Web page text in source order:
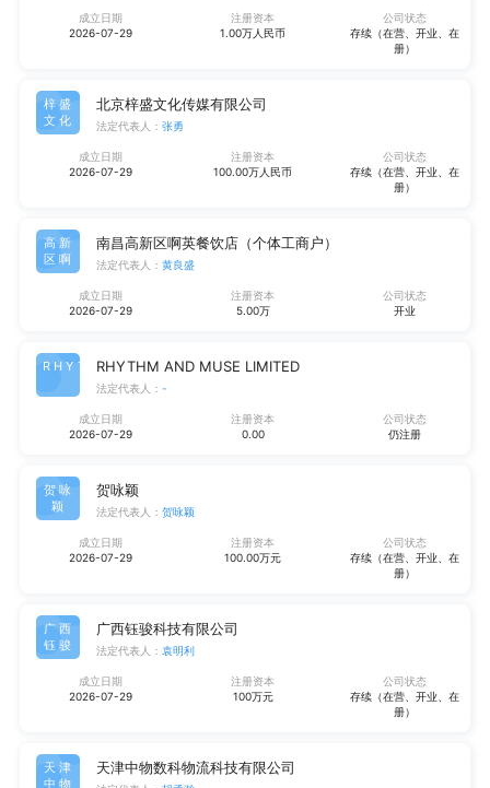
成立日期
2026-07-29
注册资本
1.00万人民币
公司状态
存续（在营、开业、在
册）
梓盛
文化
北京梓盛文化传媒有限公司
法定代表人： 张勇
成立日期
2026-07-29
注册资本
100.00万人民币
公司状态
存续（在营、开业、在
册）
高新
区啊
南昌高新区啊英餐饮店（个体工商户）
法定代表人： 黄良盛
成立日期
2026-07-29
注册资本
5.00万
公司状态
开业
RHYT RHYTHM AND MUSE LIMITED
法定代表人： -
成立日期
2026-07-29
注册资本
0.00
公司状态
仍注册
贺咏
颖
贺咏颖
法定代表人： 贺咏颖
成立日期
2026-07-29
注册资本
100.00万元
公司状态
存续（在营、开业、在
册）
广西
钰骏
广西钰骏科技有限公司
法定代表人： 袁明利
成立日期
2026-07-29
注册资本
100万元
公司状态
存续（在营、开业、在
册）
天津
中物
天津中物数科物流科技有限公司